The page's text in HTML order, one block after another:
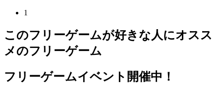
1
このフリーゲームが好きな人にオスス
メのフリーゲーム
フリーゲームイベント開催中！